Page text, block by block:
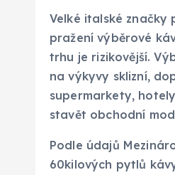
Velké italské značky
pražení výběrové
trhu je rizikovější.
na výkyvy sklizní,
supermarkety,
stavět obchodní
Podle údajů
60kilových pytlů